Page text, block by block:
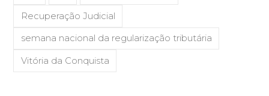
Recuperação Judicial
semana nacional da regularização tributária
Vitória da Conquista